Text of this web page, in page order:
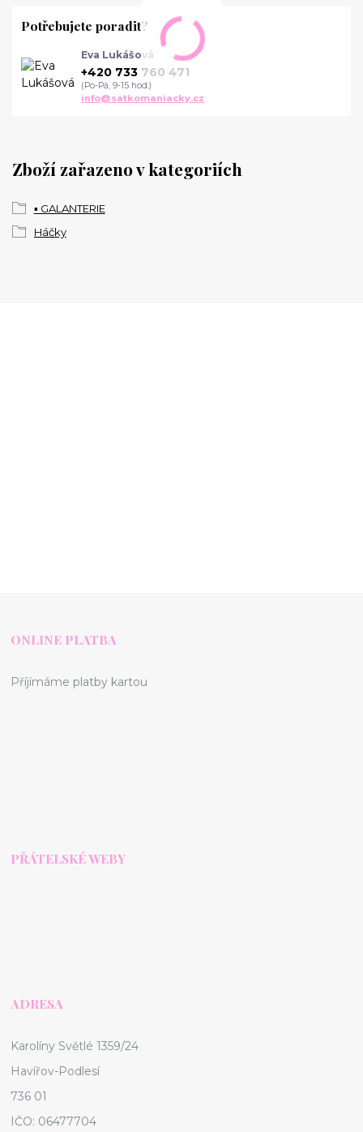
Zboží zařazeno v kategoriích
▪️ GALANTERIE
Háčky
Potřebujete poradit?
Eva Lukášová
+420 733 760 471
(Po-Pá, 9-15 hod.)
info@satkomaniacky.cz
ONLINE PLATBA
Příjímáme platby kartou
PŘÁTELSKÉ WEBY
ADRESA
Karolíny Světlé 1359/24
Havířov-Podlesí
736 01
IČO: 06477704